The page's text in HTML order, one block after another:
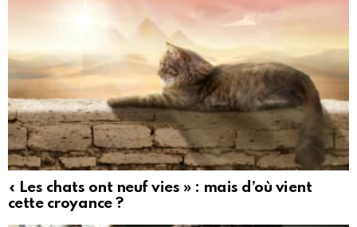
« Les chats ont neuf vies » : mais d’où vient
cette croyance ?